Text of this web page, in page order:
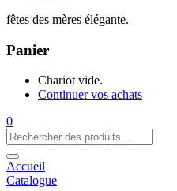
fêtes des mères élégante.
Panier
Chariot vide.
Continuer vos achats
0
Accueil
Catalogue